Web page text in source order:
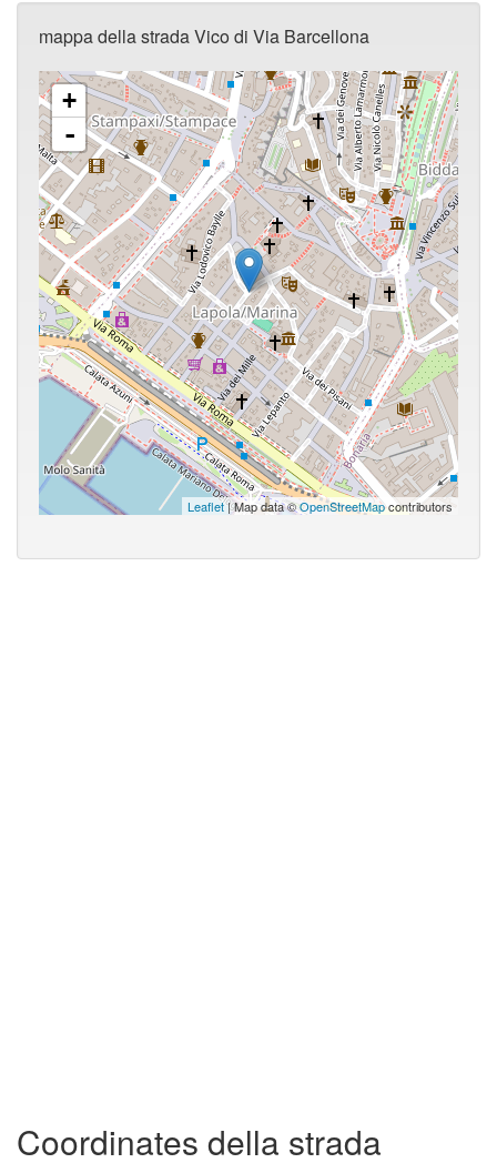
mappa della strada Vico di Via Barcellona
+
-
Leaflet| Map data ©OpenStreetMapcontributors
Coordinates della strada